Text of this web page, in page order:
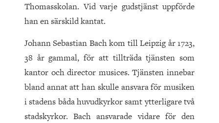
Thomasskolan. Vid varje gudstjänst uppförde
han en särskild kantat.
Johann Sebastian Bach kom till Leipzig år 1723,
38 år gammal, för att tillträda tjäns­ten som
kantor och director musices. Tjänsten innebar
bland annat att han skulle ansvara för musiken
i stadens båda huvudkyrkor samt ytterligare två
stadskyrkor. Bach ansvarade vidare för den